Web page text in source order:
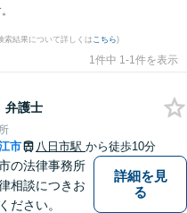
索結果について詳しくは こちら)
1件中 1-1件を表示
弁護士
市 八日市駅 から徒歩10分
の法律事務所
相談につきお
ださい。
詳細を見
る